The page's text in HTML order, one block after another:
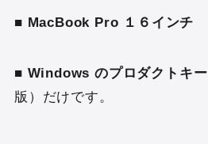
■ MacBook Pro １６インチ
■ Windows のプロダクトキー
版）だけです。